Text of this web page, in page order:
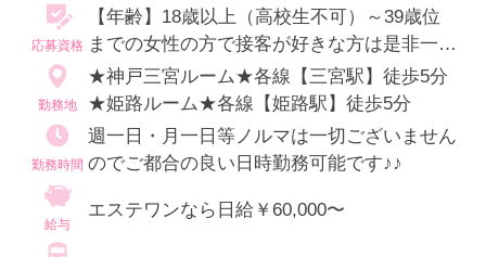
応募資格
【年齢】18歳以上（高校生不可）～39歳位
までの女性の方で接客が好きな方は是非一度
お問い合わせ下さい。
勤務地
★神戸三宮ルーム★各線【三宮駅】徒歩5分
★姫路ルーム★各線【姫路駅】徒歩5分
勤務時間
週一日・月一日等ノルマは一切ございません
のでご都合の良い日時勤務可能です♪♪
給与
エステワンなら日給￥60,000〜